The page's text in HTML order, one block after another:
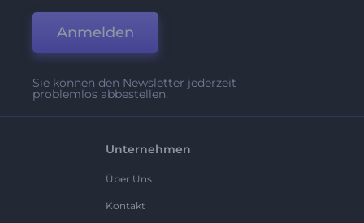
Anmelden
Sie können den Newsletter jederzeit
problemlos abbestellen.
Unternehmen
Über Uns
Kontakt